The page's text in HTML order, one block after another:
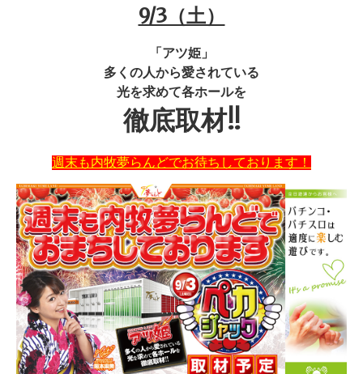
9/3（土）
「アツ姫」
多くの人から愛されている
光を求めて各ホールを
徹底取材!!
週末も内牧夢らんどでお待ちしております！